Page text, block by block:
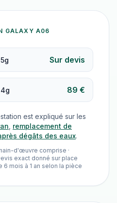
GALAXY A06
Sur devis
89 €
est expliqué sur les
remplacement de
dégâts des eaux.
d'œuvre comprise ·
exact donné sur place
6 mois à 1 an selon la pièce